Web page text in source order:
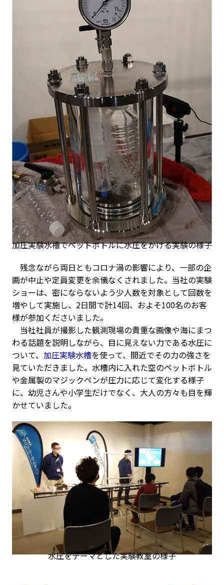
加圧実験水槽でペットボトルに水圧をかける実験の様子
残念ながら両日ともコロナ渦の影響により、一部の企
画が中止や定員変更を余儀なくされました。当社の実験
ショーは、密にならないよう少人数を対象として回数を
増やして実施し、2日間で計14回、およそ100名のお客
様が参加くださいました。
当社社員が撮影した観測現場の貴重な画像や海にまつ
わる話題を説明しながら、目に見えない力である水圧に
ついて、 加圧実験水槽を使って、間近でその力の強さを
見ていただきました。水槽内に入れた空のペットボトル
や金属製のマジックペンが圧力に応じて変化する様子
に、幼児さんや小学生だけでなく、大人の方々も目を輝
かせていました。
水圧をテーマとした実験教室の様子